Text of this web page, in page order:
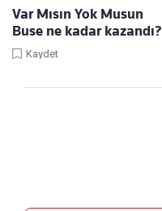
Var Mısın Yok Musun
Buse ne kadar kazandı?
Kaydet